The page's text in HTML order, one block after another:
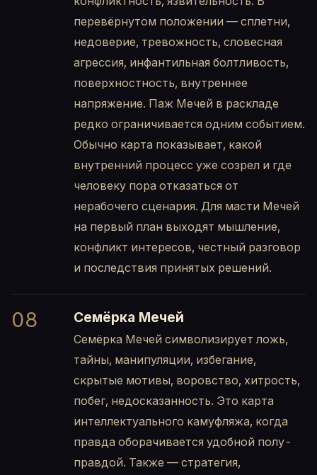
перевёрнутом положении — сплетни,
недоверие, тревожность, словесная
агрессия, инфантильная болтливость,
поверхностность, внутреннее
напряжение. Паж Мечей в раскладе
редко ограничивается одним событием.
Обычно карта показывает, какой
внутренний процесс уже созрел и где
человеку пора отказаться от
нерабочего сценария. Для масти Мечей
на первый план выходят мышление,
конфликт интересов, честный разговор
и последствия принятых решений.
08 Семёрка Мечей
Семёрка Мечей символизирует ложь,
тайны, манипуляции, избегание,
скрытые мотивы, воровство, хитрость,
побег, недосказанность. Это карта
интеллектуального камуфляжа, когда
правда оборачивается удобной полу-
правдой. Также — стратегия,